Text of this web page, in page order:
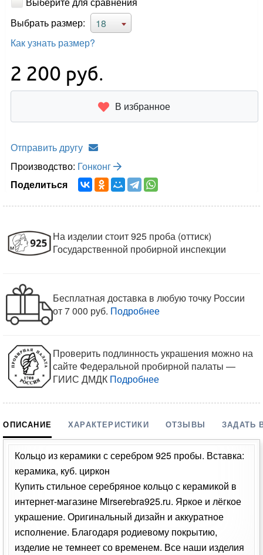
Выбрать размер:
18
Как узнать размер?
2 200 руб.
В избранное
Отправить другу
Производство: Гонконг
Поделиться
На изделии стоит 925 проба (оттиск)
Государственной пробирной инспекции
Бесплатная доставка в любую точку России
от 7 000 руб. Подробнее
Проверить подлинность украшения можно на
сайте Федеральной пробирной палаты —
ГИИС ДМДК Подробнее
ОПИСАНИЕ ХАРАКТЕРИСТИКИ ОТЗЫВЫ ЗАДАТЬ
Кольцо из керамики с серебром 925 пробы. Вставка:
керамика, куб. циркон
Купить стильное серебряное кольцо с керамикой в
интернет-магазине Mirserebra925.ru. Яркое и лёгкое
украшение. Оригинальный дизайн и аккуратное
исполнение. Благодаря родиевому покрытию,
изделие не темнеет со временем. Все наши изделия